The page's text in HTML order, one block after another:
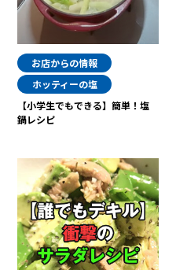
お店からの情報
ホッティーの塩
【小学生でもできる】簡単！塩
鍋レシピ